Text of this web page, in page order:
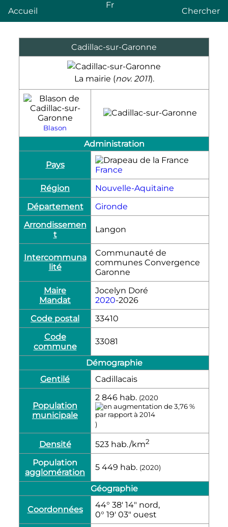
Accueil
Fr
Chercher
Cadillac-sur-Garonne
La mairie (nov. 2011).
Blason
Administration
Pays
France
Région
Nouvelle-Aquitaine
Département
Gironde
Arrondissemen
t
Langon
Intercommuna
lité
Communauté de
communes Convergence
Garonne
Maire
Mandat
Jocelyn Doré
2020-2026
Code postal
33410
Code
commune
33081
Démographie
Gentilé
Cadillacais
Population
municipale
2 846 hab. (2020
)
Densité 523 hab./km2
Population
agglomération
5 449 hab. (2020)
Géographie
Coordonnées
44° 38′ 14″ nord,
0° 19′ 03″ ouest